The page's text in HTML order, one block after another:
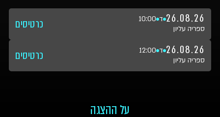
26.08.26 ד 10:00
ספריה עליון
כרטיסים
26.08.26 ד 12:00
ספריה עליון
כרטיסים
על ההצגה